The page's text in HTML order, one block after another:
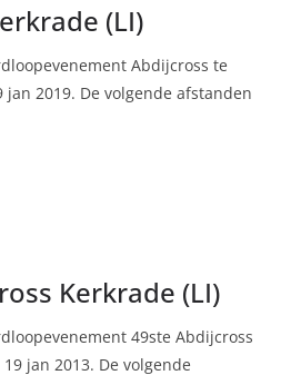
(LI)
Abdijcross te
jan 2019. De volgende afstanden
Kerkrade (LI)
49ste Abdijcross
jan 2013. De volgende